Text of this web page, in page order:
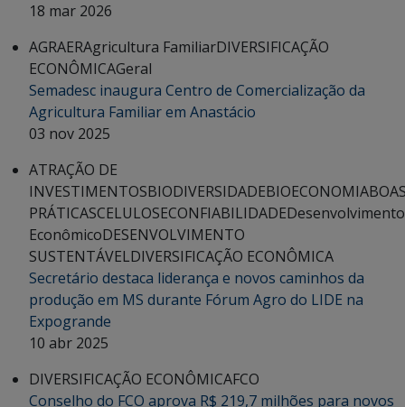
18 mar 2026
AGRAERAgricultura FamiliarDIVERSIFICAÇÃO
ECONÔMICAGeral
Semadesc inaugura Centro de Comercialização da
Agricultura Familiar em Anastácio
03 nov 2025
ATRAÇÃO DE
INVESTIMENTOSBIODIVERSIDADEBIOECONOMIA
PRÁTICASCELULOSECONFIABILIDADEDesenvolvimento
EconômicoDESENVOLVIMENTO
SUSTENTÁVELDIVERSIFICAÇÃO ECONÔMICA
Secretário destaca liderança e novos caminhos da
produção em MS durante Fórum Agro do LIDE na
Expogrande
10 abr 2025
DIVERSIFICAÇÃO ECONÔMICAFCO
Conselho do FCO aprova R$ 219,7 milhões para novos